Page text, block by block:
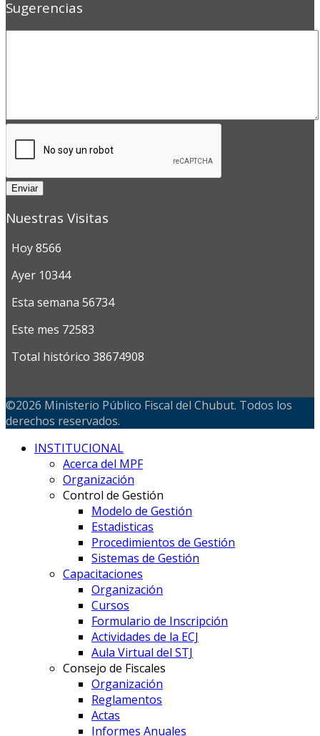
Sugerencias
Enviar
Nuestras Visitas
Hoy8566
Ayer 10344
Esta semana 56734
Este mes 72583
Total histórico 38674908
©2026 Ministerio Público Fiscal del Chubut. Todos los
derechos reservados.
INSTITUCIONAL
Acerca del MPF
Organización
Control de Gestión
Modelo de Gestión
Estadisticas
Procedimientos de Gestión
Sistemas de Gestión
Capacitaciones
Organización
Cursos
Formulario de Inscripción
Actividades de la ECJ
Aula Virtual del STJ
Consejo de Fiscales
Organización
Reglamentos
Actas
Informes Anuales